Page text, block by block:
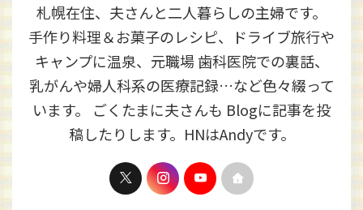
札幌在住、夫さんと二人暮らしの主婦です。
手作り料理＆お菓子のレシピ、ドライブ旅行や
キャンプに温泉、元職場 歯科医院での裏話、
乳がんや婦人科系の医療記録…など色々綴って
います。 ごくたまに夫さんも Blogに記事を投
稿したりします。HNはAndyです。